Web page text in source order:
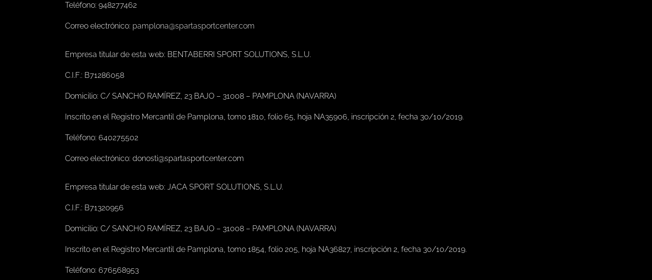
Teléfono: 948277462
Correo electrónico: pamplona@spartasportcenter.com
Empresa titular de esta web: BENTABERRI SPORT SOLUTIONS, S.L.U.
C.I.F.: B71286058
Domicilio: C/ SANCHO RAMÍREZ, 23 BAJO – 31008 – PAMPLONA (NAVARRA)
Inscrito en el Registro Mercantil de Pamplona, tomo 1810, folio 65, hoja NA35906, inscripción 2, fecha 30/10/2019.
Teléfono: 640275502
Correo electrónico: donosti@spartasportcenter.com
Empresa titular de esta web: JACA SPORT SOLUTIONS, S.L.U.
C.I.F.: B71320956
Domicilio: C/ SANCHO RAMÍREZ, 23 BAJO – 31008 – PAMPLONA (NAVARRA)
Inscrito en el Registro Mercantil de Pamplona, tomo 1854, folio 205, hoja NA36827, inscripción 2, fecha 30/10/2019.
Teléfono: 676568953